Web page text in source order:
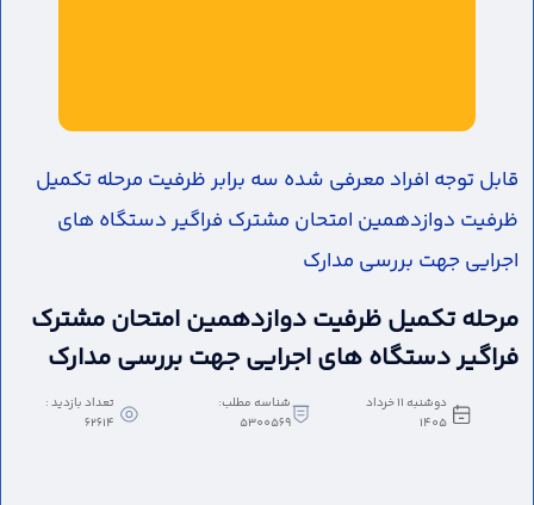
قابل توجه افراد معرفی شده سه برابر ظرفیت مرحله تکمیل
ظرفیت دوازدهمین امتحان مشترک فراگیر دستگاه های
اجرایی جهت بررسی مدارک
مرحله تکمیل ظرفیت دوازدهمین امتحان مشترک
فراگیر دستگاه های اجرایی جهت بررسی مدارک
دوشنبه 11 خرداد
1405
شناسه مطلب:
5300569
تعداد بازدید :
62614